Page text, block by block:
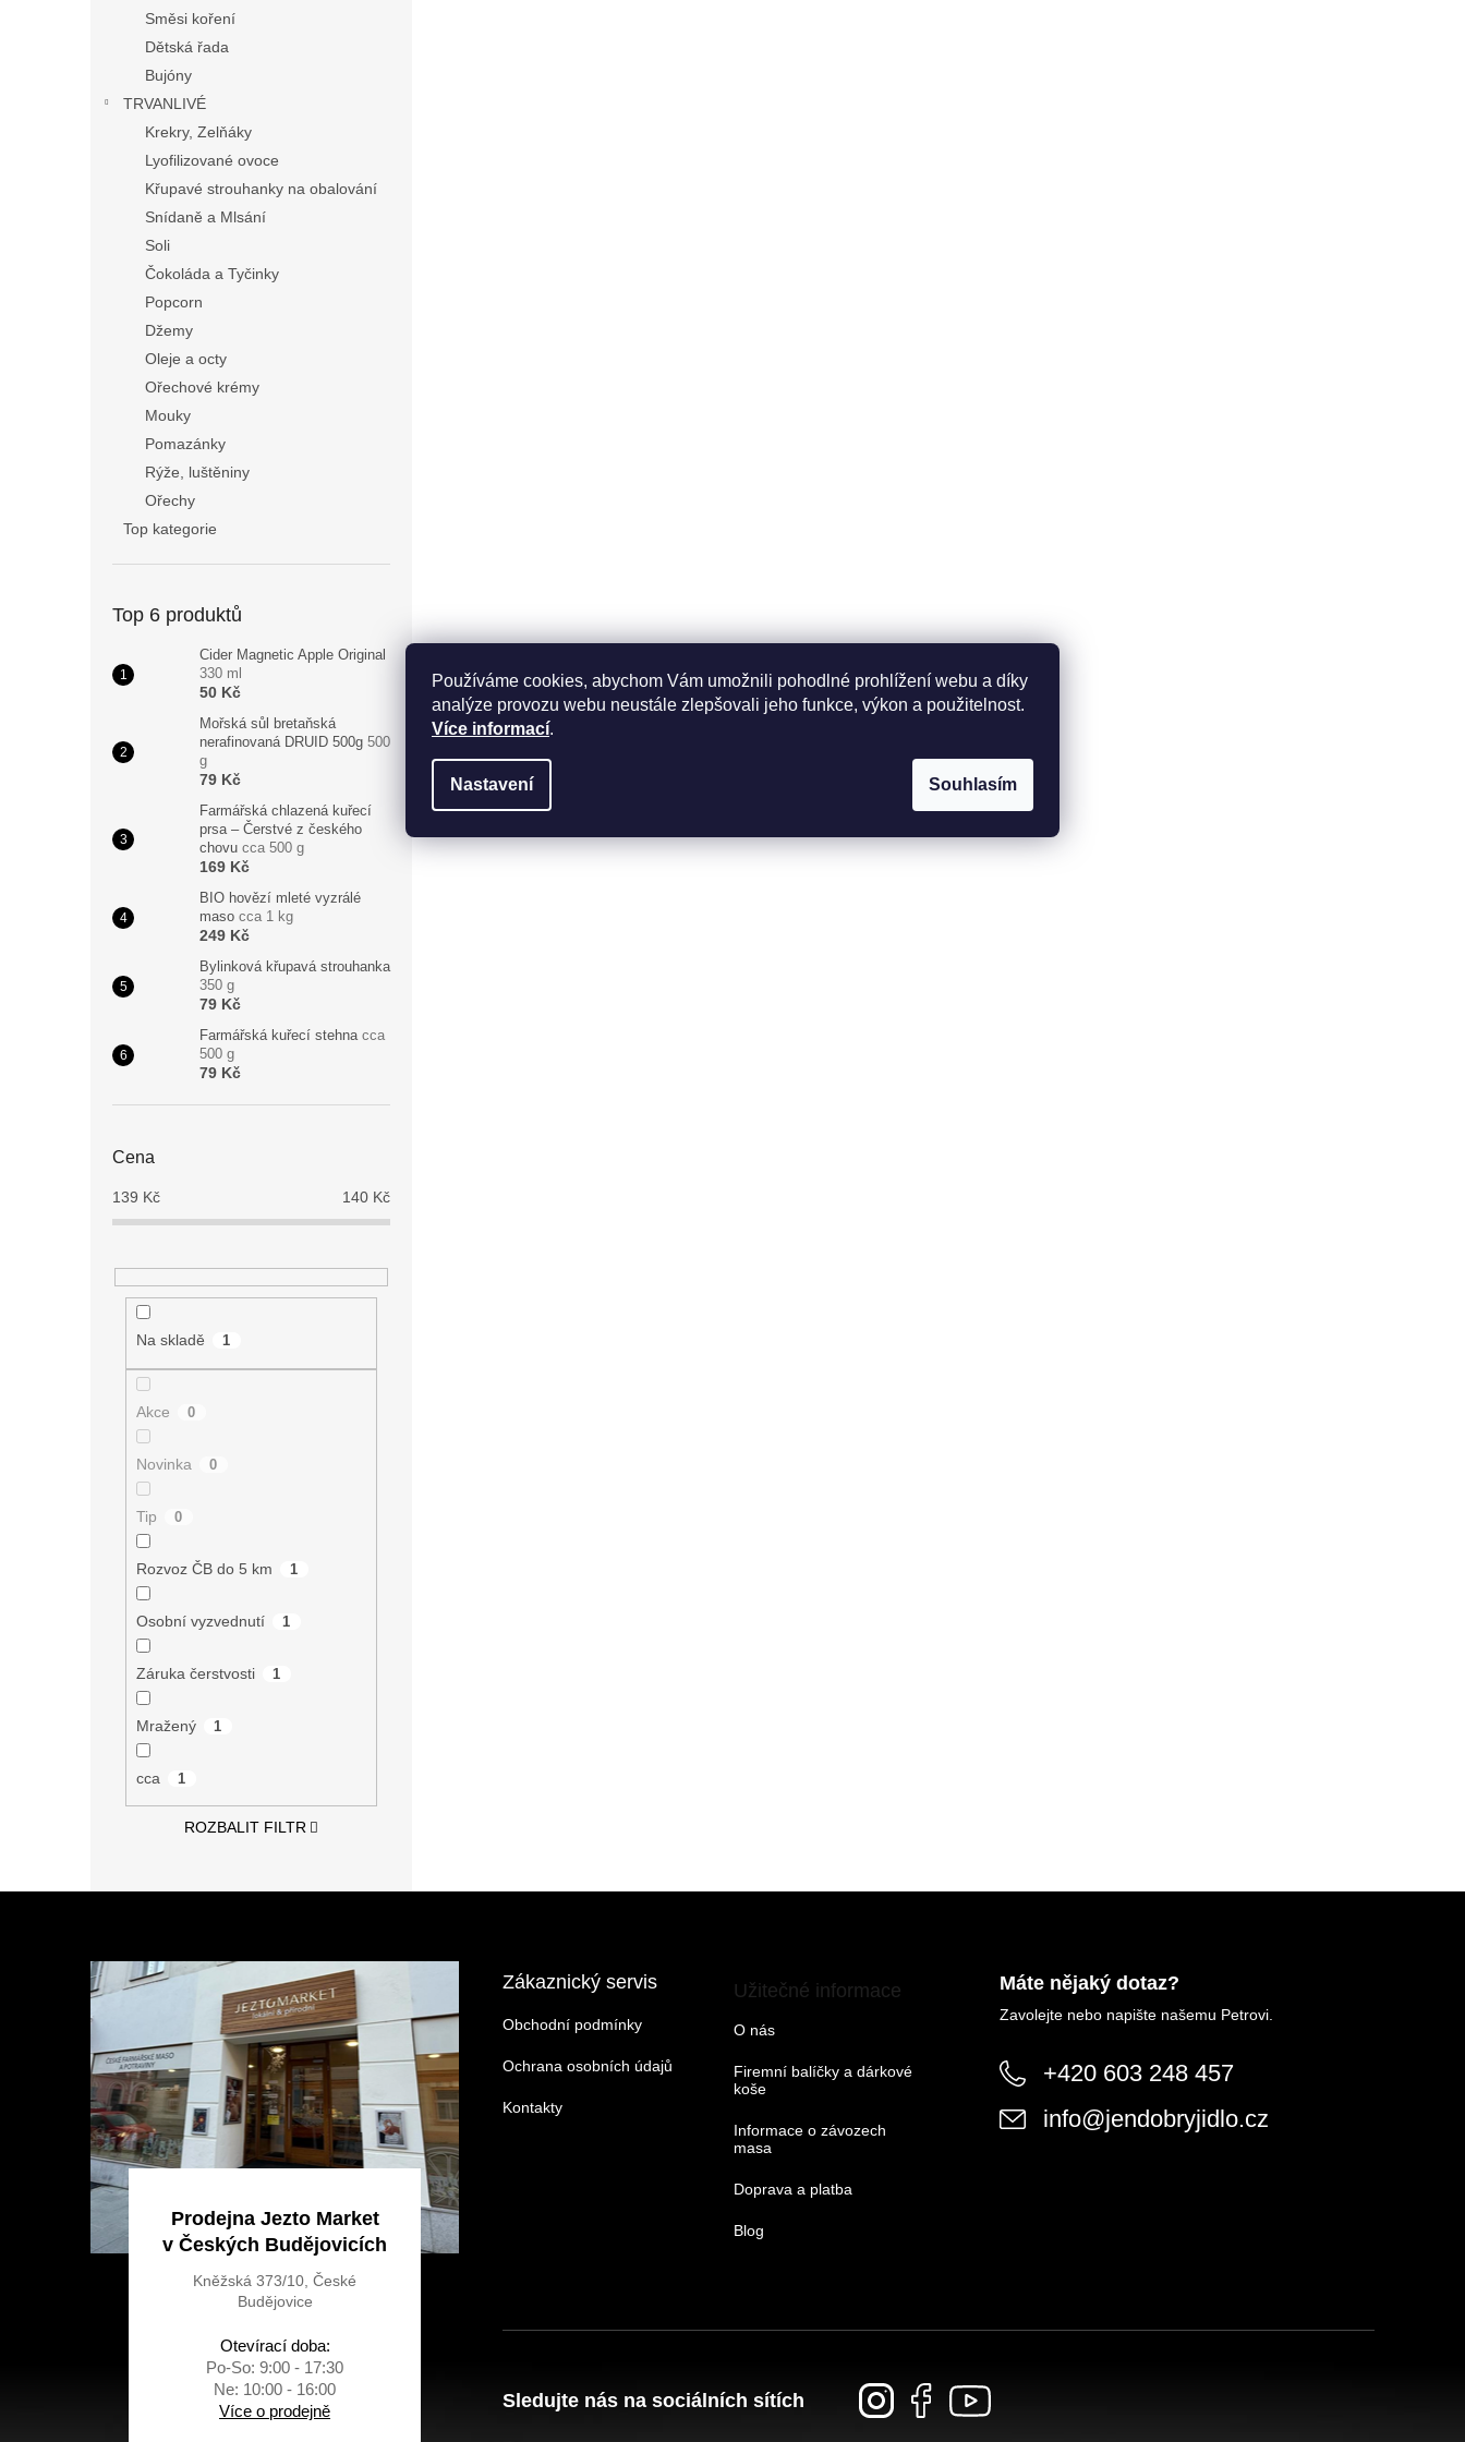
Používáme cookies, abychom Vám umožnili pohodlné prohlížení webu a díky
analýze provozu webu neustále zlepšovali jeho funkce, výkon a použitelnost.
Více informací.
Nastavení Souhlasím
Směsi koření
Dětská řada
Bujóny
TRVANLIVÉ
Krekry, Zelňáky
Lyofilizované ovoce
Křupavé strouhanky na obalování
Snídaně a Mlsání
Soli
Čokoláda a Tyčinky
Popcorn
Džemy
Oleje a octy
Ořechové krémy
Mouky
Pomazánky
Rýže, luštěniny
Ořechy
Top kategorie
Top 6 produktů
Cider Magnetic Apple Original
330 ml
50 Kč
Mořská sůl bretaňská
nerafinovaná DRUID 500g 500
g
79 Kč
Farmářská chlazená kuřecí
prsa – Čerstvé z českého
chovu cca 500 g
169 Kč
BIO hovězí mleté vyzrálé
maso cca 1 kg
249 Kč
Bylinková křupavá strouhanka
350 g
79 Kč
Farmářská kuřecí stehna cca
500 g
79 Kč
Cena
139 Kč 140 Kč
Na skladě 1
Akce 0
Novinka 0
Tip 0
Rozvoz ČB do 5 km 1
Osobní vyzvednutí 1
Záruka čerstvosti 1
Mražený 1
cca 1
ROZBALIT FILTR
Prodejna Jezto Market
v Českých Budějovicích
Kněžská 373/10, České
Budějovice
Otevírací doba:
Po-So: 9:00 - 17:30
Ne: 10:00 - 16:00
Více o prodejně
Zákaznický servis
Obchodní podmínky
Ochrana osobních údajů
Kontakty
Užitečné informace
O nás
Firemní balíčky a dárkové
koše
Informace o závozech
masa
Doprava a platba
Blog
Máte nějaký dotaz?
Zavolejte nebo napište našemu Petrovi.
+420 603 248 457
info@jendobryjidlo.cz
Sledujte nás na sociálních sítích